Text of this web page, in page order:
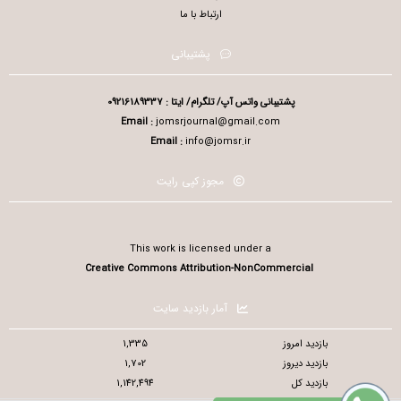
ارتباط با ما
پشتیبانی
پشتیبانی واتس آپ/ تلگرام/ ایتا : 09216189337
Email :jomsrjournal@gmail.com
Email :info@jomsr.ir
مجوز کپی رایت
This work is licensed under a
آمار بازدید سایت
بازدید امروز
1,335
بازدید دیروز
1,702
بازدید کل
1,142,494